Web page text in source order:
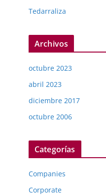
Tedarraliza
Archivos
octubre 2023
abril 2023
diciembre 2017
octubre 2006
Categorías
Companies
Corporate